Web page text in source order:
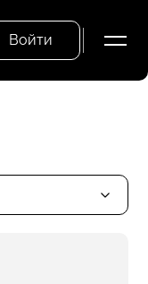
Войти